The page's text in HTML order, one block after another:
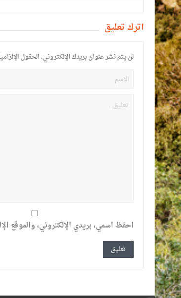
أترك تعليق
لن يتم نشر عنوان بريدك الإلكتروني.الحقول
احفظ اسمي، بريدي الإلكتروني، والموقع